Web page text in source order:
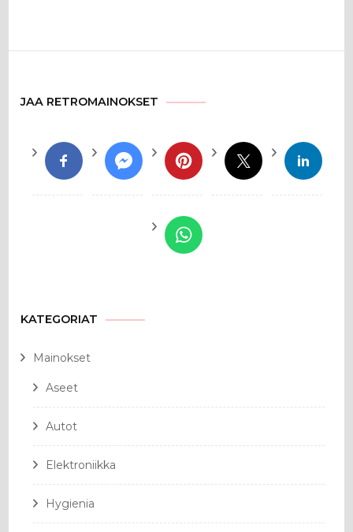
JAA RETROMAINOKSET
KATEGORIAT
Mainokset
Aseet
Autot
Elektroniikka
Hygienia